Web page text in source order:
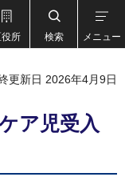
役所 検索 メニュー
更新日 2026年4月9日
ア児受入